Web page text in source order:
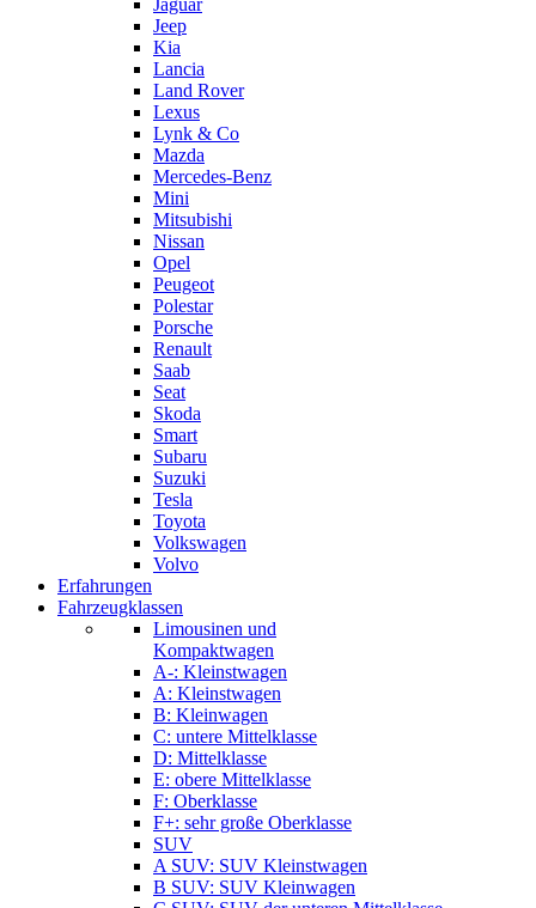
Jaguar
Jeep
Kia
Lancia
Land Rover
Lexus
Lynk & Co
Mazda
Mercedes-Benz
Mini
Mitsubishi
Nissan
Opel
Peugeot
Polestar
Porsche
Renault
Saab
Seat
Skoda
Smart
Subaru
Suzuki
Tesla
Toyota
Volkswagen
Volvo
Erfahrungen
Fahrzeugklassen
Limousinen und
Kompaktwagen
A-: Kleinstwagen
A: Kleinstwagen
B: Kleinwagen
C: untere Mittelklasse
D: Mittelklasse
E: obere Mittelklasse
F: Oberklasse
F+: sehr große Oberklasse
SUV
A SUV: SUV Kleinstwagen
B SUV: SUV Kleinwagen